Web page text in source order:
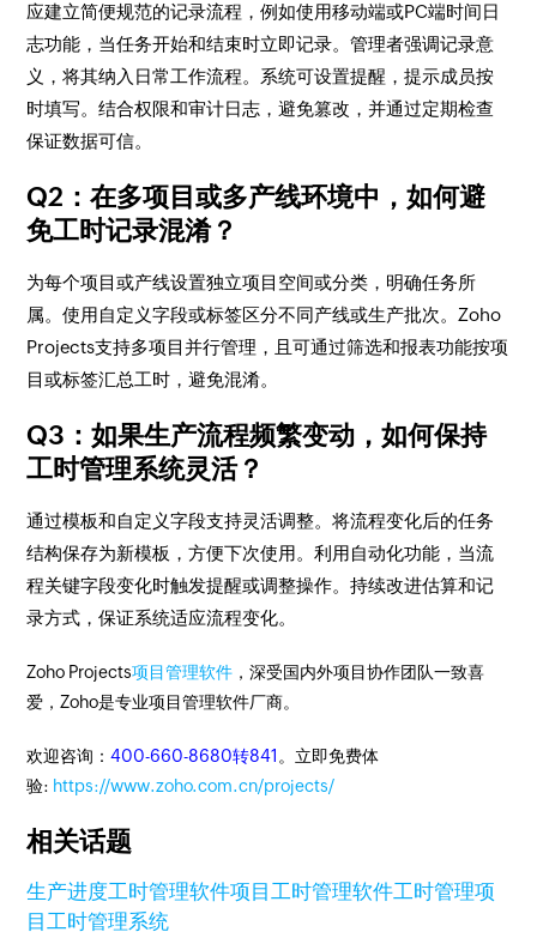
应建立简便规范的记录流程，例如使用移动端或PC端时间日
志功能，当任务开始和结束时立即记录。管理者强调记录意
义，将其纳入日常工作流程。系统可设置提醒，提示成员按
时填写。结合权限和审计日志，避免篡改，并通过定期检查
保证数据可信。
Q2：在多项目或多产线环境中，如何避
免工时记录混淆？
为每个项目或产线设置独立项目空间或分类，明确任务所
属。使用自定义字段或标签区分不同产线或生产批次。Zoho
Projects支持多项目并行管理，且可通过筛选和报表功能按项
目或标签汇总工时，避免混淆。
Q3：如果生产流程频繁变动，如何保持
工时管理系统灵活？
通过模板和自定义字段支持灵活调整。将流程变化后的任务
结构保存为新模板，方便下次使用。利用自动化功能，当流
程关键字段变化时触发提醒或调整操作。持续改进估算和记
录方式，保证系统适应流程变化。
Zoho Projects项目管理软件 ，深受国内外项目协作团队一致喜
爱，Zoho是专业项目管理软件厂商。
欢迎咨询：400-660-8680转841 。立即免费体
验: https://www.zoho.com.cn/projects/
相关话题
生产进度工时管理软件项目工时管理软件工时管理项
目工时管理系统